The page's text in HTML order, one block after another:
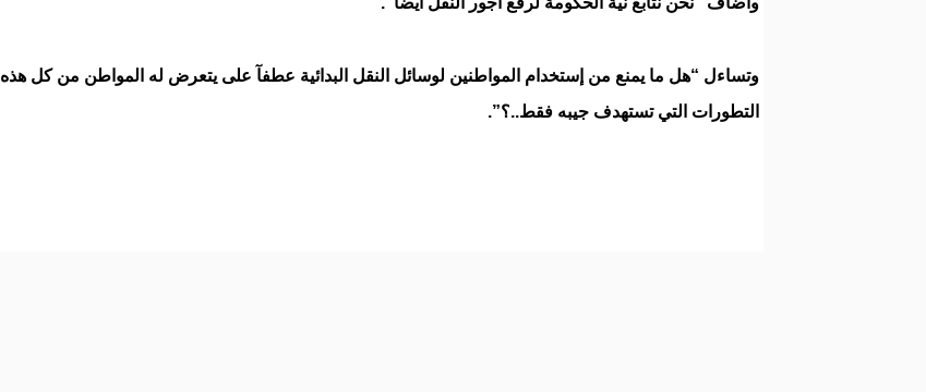
وتساءل “هل ما يمنع من إستخدام المواطنين لوسائل النقل البدائية عطفآ على يتعرض له المواطن من كل هذه
التطورات التي تستهدف جيبه فقط..؟”.